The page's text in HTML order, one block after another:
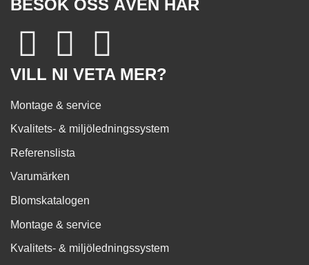
BESÖK OSS ÄVEN HÄR
VILL NI VETA MER?
Montage & service
Kvalitets- & miljöledningssystem
Referenslista
Varumärken
Blomskatalogen
Montage & service
Kvalitets- & miljöledningssystem